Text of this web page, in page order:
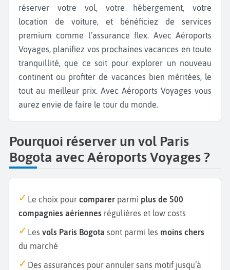
réserver votre vol, votre hébergement, votre
location de voiture, et bénéficiez de services
premium comme l’assurance flex. Avec Aéroports
Voyages, planifiez vos prochaines vacances en toute
tranquillité, que ce soit pour explorer un nouveau
continent ou profiter de vacances bien méritées, le
tout au meilleur prix. Avec Aéroports Voyages vous
aurez envie de faire le tour du monde.
Pourquoi réserver un vol Paris
Bogota avec Aéroports Voyages ?
Le choix pour comparer parmi plus de 500
compagnies aériennes régulières et low costs
Les vols Paris Bogota sont parmi les moins chers
du marché
Des assurances pour annuler sans motif jusqu’à